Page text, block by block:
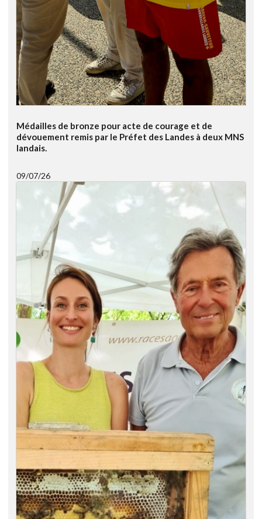
Médailles de bronze pour acte de courage et de
dévouement remis par le Préfet des Landes à deux MNS
landais.
09/07/26